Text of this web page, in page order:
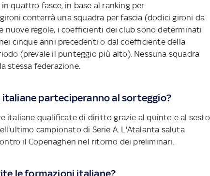
quattro fasce, in base al ranking per
conterrà una squadra per fascia (dodici gironi da
nuove regole, i coefficienti dei club sono determinati
cinque anni precedenti o dal coefficiente della
(prevale il punteggio più alto). Nessuna squadra
stessa federazione.
italiane parteciperanno al sorteggio?
italiane qualificate di diritto grazie al quinto e al sesto
campionato di Serie A. L'Atalanta saluta
il Copenaghen nel ritorno dei preliminari.
le formazioni italiane?